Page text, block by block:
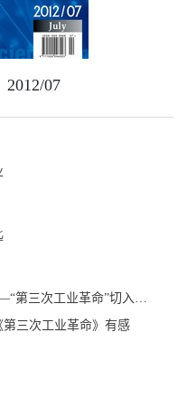
2012/07
发展机器人产业 走向RT时代——“第三次工业革命”切入口的上海选择
三次工业革命》有感